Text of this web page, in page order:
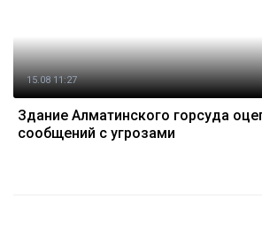
15.08 11:27
Здание Алматинского горсуда
сообщений с угрозами